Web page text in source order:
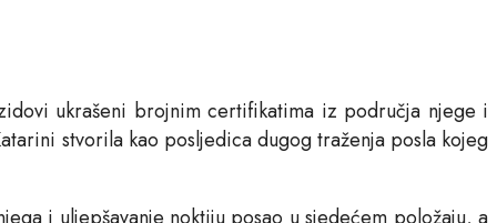
ukrašeni brojnim certifikatima iz područja njege i
stvorila kao posljedica dugog traženja posla kojeg
i uljepšavanje noktiju posao u sjedećem položaju, a